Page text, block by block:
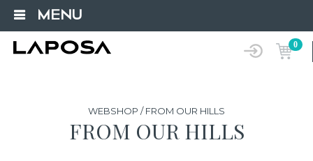
MENU
0
WEBSHOP / FROM OUR HILLS
FROM OUR HILLS